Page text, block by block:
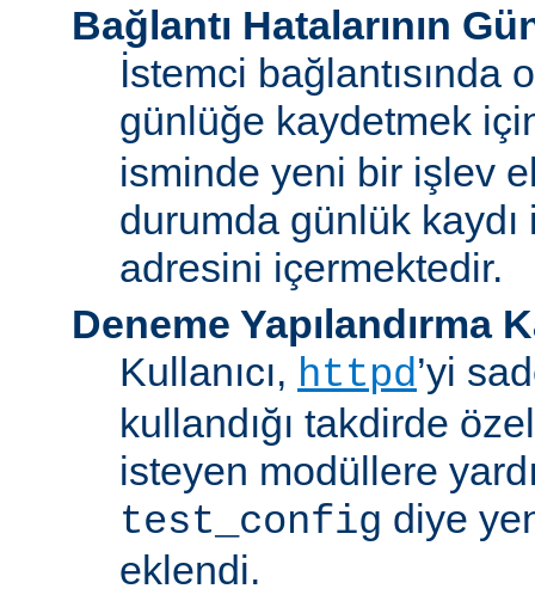
Bağlantı Hatalarının
İstemci bağlantısında
günlüğe kaydetmek
isminde yeni bir işlev
durumda günlük
adresini içermektedir.
Deneme Yapılandırma
Kullanıcı, httpd’yi
kullandığı takdirde
isteyen modüllere
test_config diye
eklendi.